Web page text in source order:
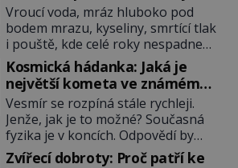
Tato skromná, ale užitečná
rostlina provází člověka už tisíce
let. Většina lidí vnímá rákos jen jako
obyčejnou kulisu letního koupání.
Stačí se však podívat […]
všemu
Vroucí voda, mráz hluboko pod
bodem mrazu, kyseliny, smrtící tlak
i pouště, kde celé roky nespadne
jediná kapka deště. Na první
pohled místa, kde nemůže
existovat vůbec nic. Přesto právě
tady vědci objevují organismy,
které posouvají hranice života.
Každý nový nález mění naše
představy o tom, co všechno
Kosmická hádanka: Jaká je
největší kometa ve známém
vesmíru?
Vesmír se rozpíná stále rychleji.
Jenže, jak je to možné? Současná
fyzika je v koncích. Odpovědí by
mohla být hypotetická temná
Zvířecí dobroty: Proč patří ke